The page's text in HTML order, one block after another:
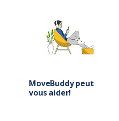
MoveBuddy peut
vous aider!